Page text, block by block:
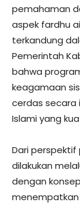
pemahaman
aspek fardhu
terkandung
Pemerintah
bahwa
keagamaan
cerdas secara
Islami yang
Dari
dilakukan
dengan